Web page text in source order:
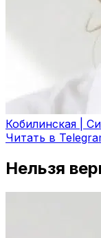
Кобилинская |
Читать в
Нельзя